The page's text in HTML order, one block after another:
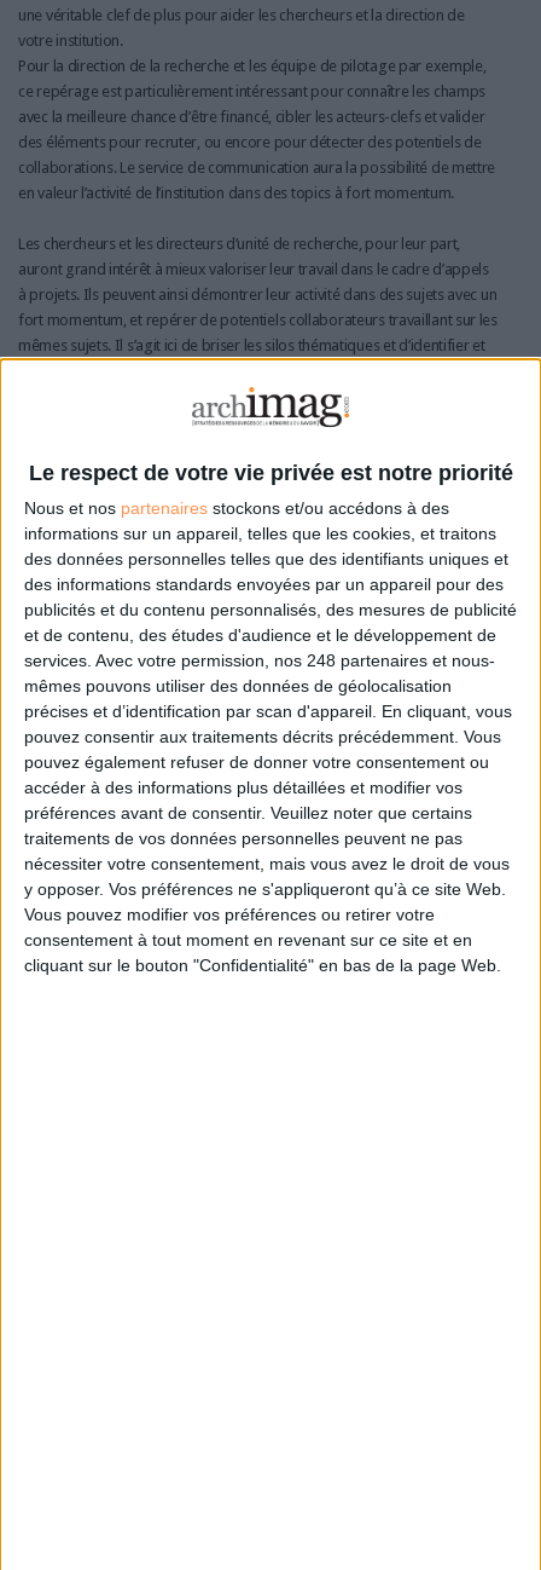
Le respect de votre vie privée est notre priorité
Nous et nos partenaires stockons et/ou accédons à des
informations sur un appareil, telles que les cookies, et traitons
des données personnelles telles que des identifiants uniques et
des informations standards envoyées par un appareil pour des
publicités et du contenu personnalisés, des mesures de publicité
et de contenu, des études d'audience et le développement de
services. Avec votre permission, nos 248 partenaires et nous-
mêmes pouvons utiliser des données de géolocalisation
précises et d’identification par scan d'appareil. En cliquant, vous
pouvez consentir aux traitements décrits précédemment. Vous
pouvez également refuser de donner votre consentement ou
accéder à des informations plus détaillées et modifier vos
préférences avant de consentir. Veuillez noter que certains
traitements de vos données personnelles peuvent ne pas
nécessiter votre consentement, mais vous avez le droit de vous
y opposer. Vos préférences ne s'appliqueront qu’à ce site Web.
Vous pouvez modifier vos préférences ou retirer votre
consentement à tout moment en revenant sur ce site et en
cliquant sur le bouton "Confidentialité" en bas de la page Web.
une véritable clef de plus pour aider les chercheurs et la direction de
votre institution.
Pour la direction de la recherche et les équipe de pilotage par exemple,
ce repérage est particulièrement intéressant pour connaître les champs
avec la meilleure chance d’être financé, cibler les acteurs-clefs et valider
des éléments pour recruter, ou encore pour détecter des potentiels de
collaborations. Le service de communication aura la possibilité de mettre
en valeur l’activité de l’institution dans des topics à fort momentum.
Les chercheurs et les directeurs d’unité de recherche, pour leur part,
auront grand intérêt à mieux valoriser leur travail dans le cadre d’appels
à projets. Ils peuvent ainsi démontrer leur activité dans des sujets avec un
fort momentum, et repérer de potentiels collaborateurs travaillant sur les
mêmes sujets. Il s’agit ici de briser les silos thématiques et d’identifier et
Pour en savoir plus sur ce sujet, et sur d’autres innovations, nous vous
Relations Institutionnelles, Research Intelligence
a.rota@elsevier.com
0 Commentaire
Recherche
Innovation
Scival
Prominence
Connectez-vousouinscrivez-vouspour publier un commentaire